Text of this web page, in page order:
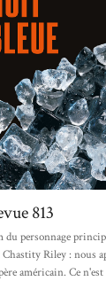
813
du personnage
Riley : nous
américain. Ce n'est